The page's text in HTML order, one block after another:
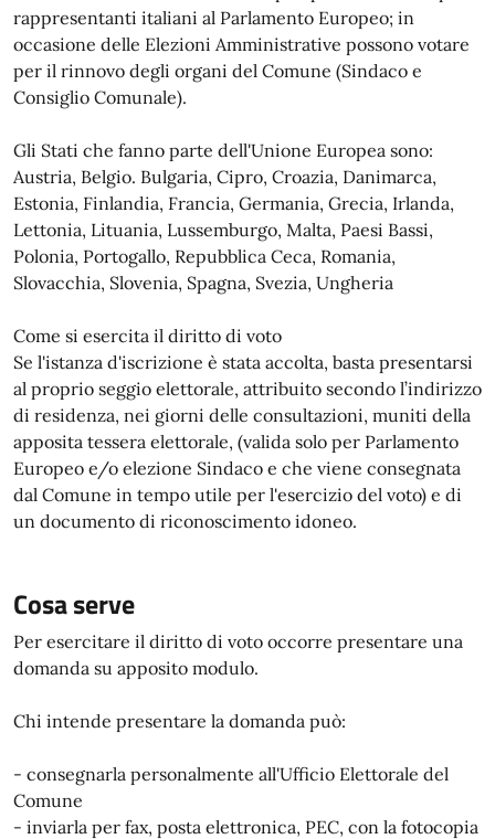
rappresentanti italiani al Parlamento Europeo; in
occasione delle Elezioni Amministrative possono votare
per il rinnovo degli organi del Comune (Sindaco e
Consiglio Comunale).
Gli Stati che fanno parte dell'Unione Europea sono:
Austria, Belgio. Bulgaria, Cipro, Croazia, Danimarca,
Estonia, Finlandia, Francia, Germania, Grecia, Irlanda,
Lettonia, Lituania, Lussemburgo, Malta, Paesi Bassi,
Polonia, Portogallo, Repubblica Ceca, Romania,
Slovacchia, Slovenia, Spagna, Svezia, Ungheria
Come si esercita il diritto di voto
Se l'istanza d'iscrizione è stata accolta, basta presentarsi
al proprio seggio elettorale, attribuito secondo l’indirizzo
di residenza, nei giorni delle consultazioni, muniti della
apposita tessera elettorale, (valida solo per Parlamento
Europeo e/o elezione Sindaco e che viene consegnata
dal Comune in tempo utile per l'esercizio del voto) e di
un documento di riconoscimento idoneo.
Cosa serve
Per esercitare il diritto di voto occorre presentare una
domanda su apposito modulo.
Chi intende presentare la domanda può:
- consegnarla personalmente all'Ufficio Elettorale del
Comune
- inviarla per fax, posta elettronica, PEC, con la fotocopia